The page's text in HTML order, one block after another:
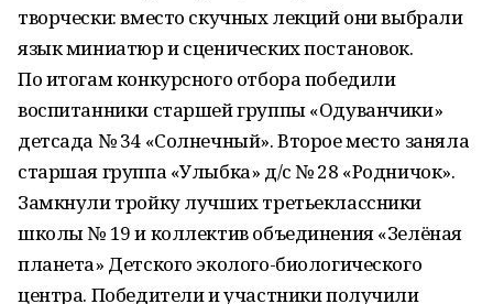
творчески: вместо скучных лекций они выбрали
язык миниатюр и сценических постановок.
По итогам конкурсного отбора победили
воспитанники старшей группы «Одуванчики»
детсада № 34 «Солнечный». Второе место заняла
старшая группа «Улыбка» д/с № 28 «Родничок».
Замкнули тройку лучших третьеклассники
школы № 19 и коллектив объединения «Зелёная
планета» Детского эколого-биологического
центра. Победители и участники получили